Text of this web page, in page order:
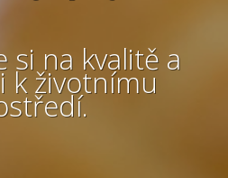
si na kvalitě a
k životnímu